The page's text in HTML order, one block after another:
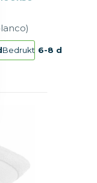
Bedrukt 6-8 d